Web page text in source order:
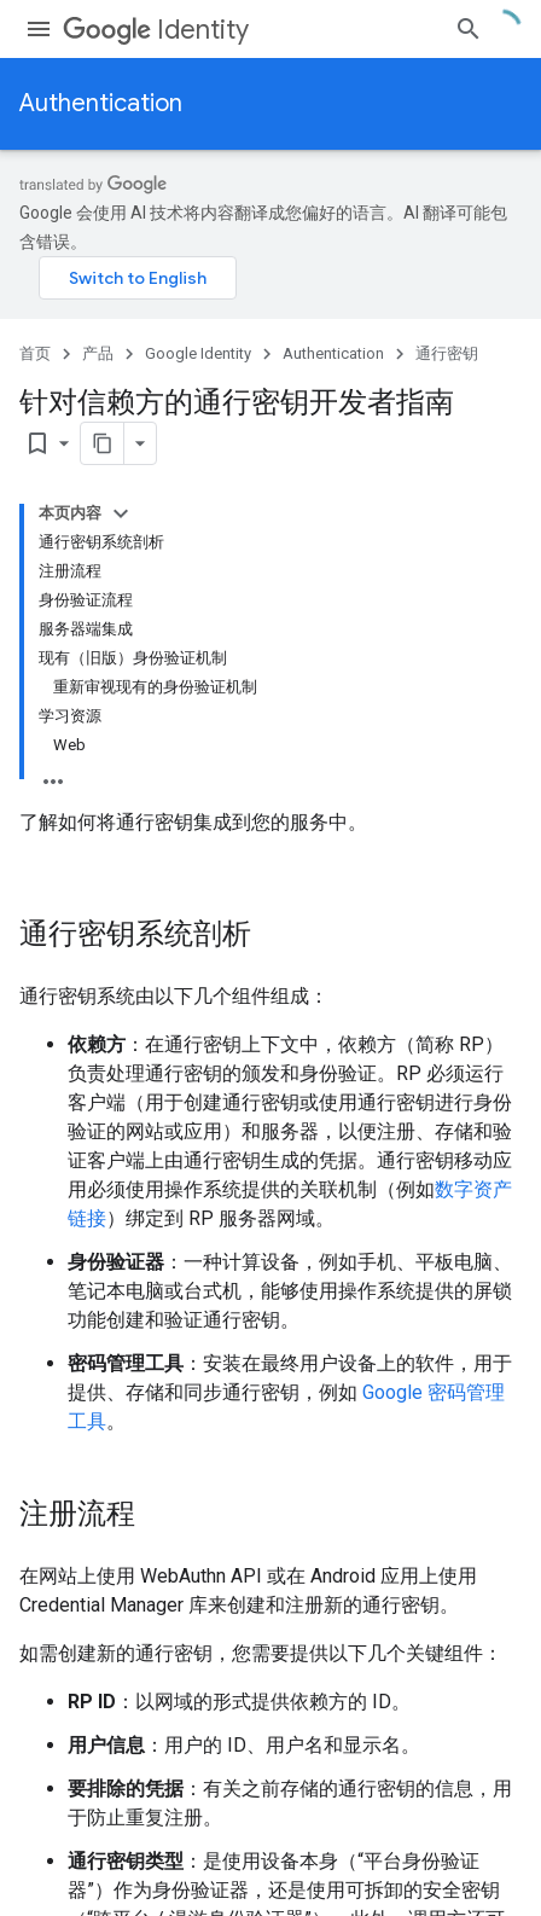
Identity
Authentication
Google 会使用 AI 技术将内容翻译成您偏好的语言。AI 翻译可能包
含错误。
首页 产品 Google Identity Authentication 通行密钥
针对信赖方的通行密钥开发者指南
bookmark_border
本页内容
通行密钥系统剖析
注册流程
身份验证流程
服务器端集成
现有（旧版）身份验证机制
重新审视现有的身份验证机制
学习资源
Web
了解如何将通行密钥集成到您的服务中。
通行密钥系统剖析
通行密钥系统由以下几个组件组成：
依赖方 ：在通行密钥上下文中，依赖方（简称 RP）
负责处理通行密钥的颁发和身份验证。RP 必须运行
客户端（用于创建通行密钥或使用通行密钥进行身份
验证的网站或应用）和服务器，以便注册、存储和验
证客户端上由通行密钥生成的凭据。通行密钥移动应
用必须使用操作系统提供的关联机制（例如数字资产
链接）绑定到 RP 服务器网域。
身份验证器 ：一种计算设备，例如手机、平板电脑、
笔记本电脑或台式机，能够使用操作系统提供的屏锁
功能创建和验证通行密钥。
密码管理工具 ：安装在最终用户设备上的软件，用于
提供、存储和同步通行密钥，例如 Google 密码管理
工具。
注册流程
在网站上使用 WebAuthn API 或在 Android 应用上使用
Credential Manager 库来创建和注册新的通行密钥。
如需创建新的通行密钥，您需要提供以下几个关键组件：
RP ID ：以网域的形式提供依赖方的 ID。
用户信息 ：用户的 ID、用户名和显示名。
要排除的凭据：有关之前存储的通行密钥的信息，用
于防止重复注册。
通行密钥类型 ：是使用设备本身（“平台身份验证
器”）作为身份验证器，还是使用可拆卸的安全密钥